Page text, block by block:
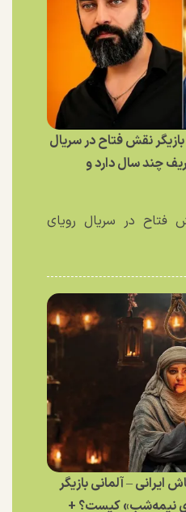
نقش فتاح در سریال
چند سال دارد و
فتاح در سریال رویای
ایرانی – آلمانی بازیگر
نیمه‌شب» کیست؟ +